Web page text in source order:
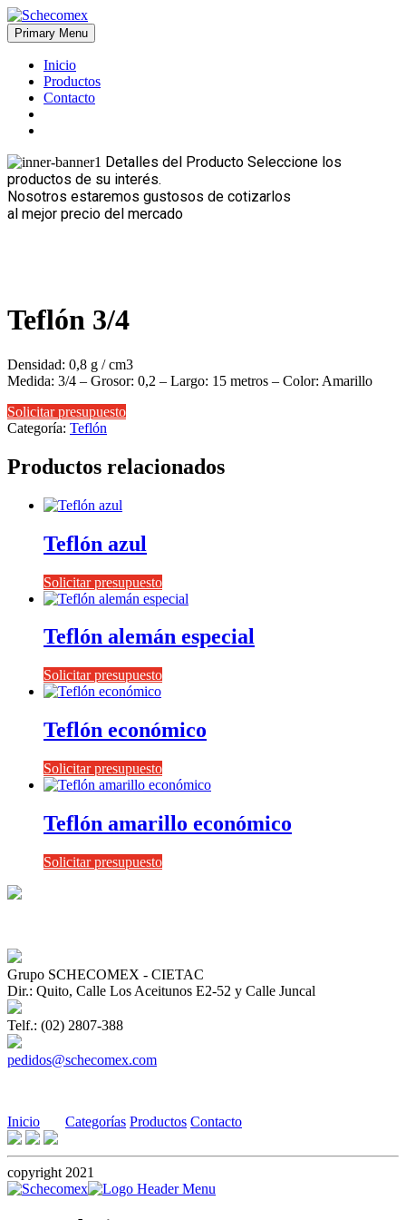
Skip
to
content
Schecomex
Herramientas, materiales y acabados para la construcción
Primary Menu
Inicio
Productos
Contacto
Detalles del Producto Seleccione los
productos de su interés.
Nosotros estaremos gustosos de cotizarlos
al mejor precio del mercado
Teflón 3/4
Densidad: 0,8 g / cm3
Medida: 3/4 – Grosor: 0,2 – Largo: 15 metros – Color: Amarillo
Solicitar presupuesto
Categoría: Teflón
Productos relacionados
Teflón azul
Solicitar presupuesto
Teflón alemán especial
Solicitar presupuesto
Teflón económico
Solicitar presupuesto
Teflón amarillo económico
Solicitar presupuesto
Grupo SCHECOMEX - CIETAC
Dir.: Quito, Calle Los Aceitunos E2-52 y Calle Juncal
Telf.: (02) 2807-388
pedidos@schecomex.com
Inicio Categorías Productos Contacto
copyright 2021